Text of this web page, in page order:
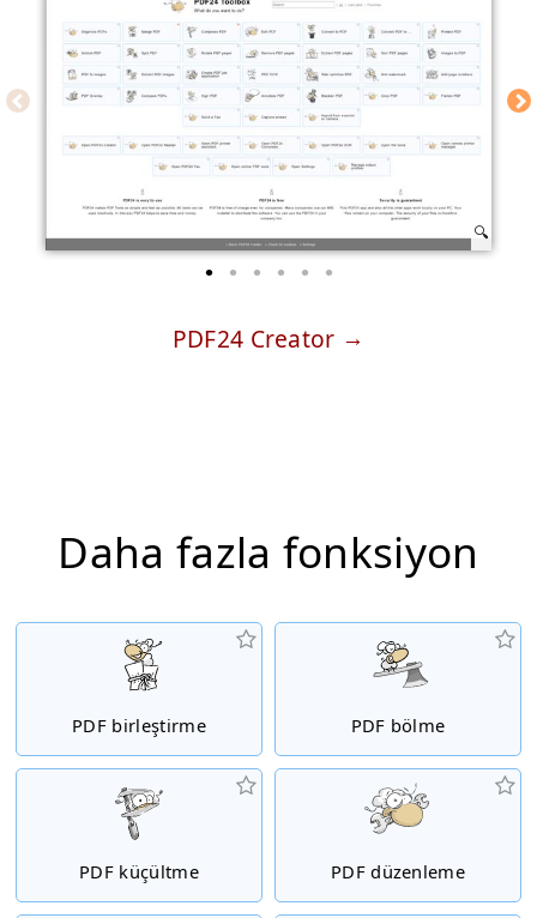
PDF24 Creator
Daha fazla fonksiyon
PDF birleştirme PDF bölme
PDF küçültme PDF düzenleme